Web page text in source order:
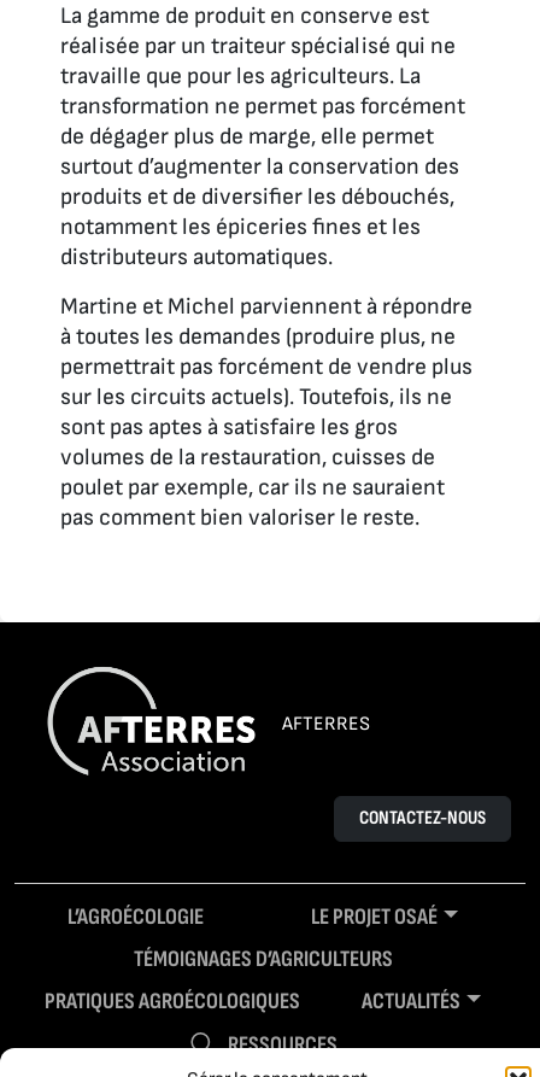
La gamme de produit en conserve est
réalisée par un traiteur spécialisé qui ne
travaille que pour les agriculteurs. La
transformation ne permet pas forcément
de dégager plus de marge, elle permet
surtout d’augmenter la conservation des
produits et de diversifier les débouchés,
notamment les épiceries fines et les
distributeurs automatiques.
Martine et Michel parviennent à répondre
à toutes les demandes (produire plus, ne
permettrait pas forcément de vendre plus
sur les circuits actuels). Toutefois, ils ne
sont pas aptes à satisfaire les gros
volumes de la restauration, cuisses de
poulet par exemple, car ils ne sauraient
pas comment bien valoriser le reste.
AFTERRES
CONTACTEZ-NOUS
L’AGROÉCOLOGIE
LE PROJET OSAÉ
TÉMOIGNAGES D’AGRICULTEURS
PRATIQUES AGROÉCOLOGIQUES
ACTUALITÉS
RESSOURCES